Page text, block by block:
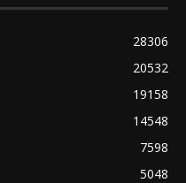
28306
20532
19158
14548
7598
5048